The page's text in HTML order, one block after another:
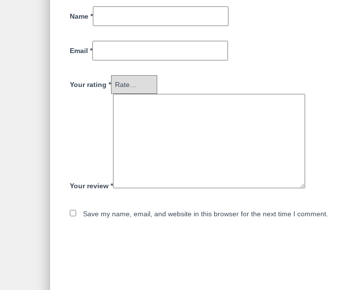
Name *
Email *
Your rating *
Your review *
Save my name, email, and website in this browser for the next time I comment.